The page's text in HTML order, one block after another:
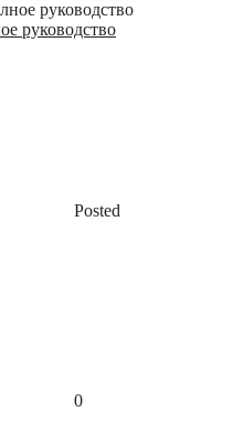
руководство
Posted
0